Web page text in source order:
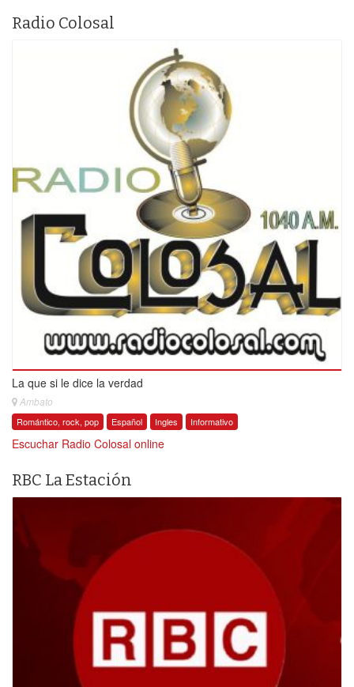
Radio Colosal
La que si le dice la verdad
Ambato
Romántico, rock, pop Español Ingles Informativo
Escuchar Radio Colosal online
RBC La Estación